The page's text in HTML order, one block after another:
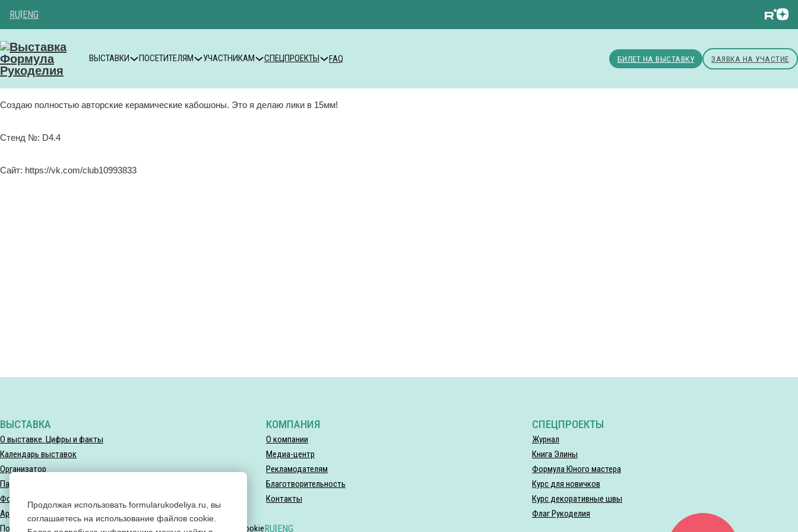
RU|ENG
ВЫСТАВКИ ПОСЕТИТЕЛЯМ УЧАСТНИКАМ СПЕЦПРОЕКТЫ FAQ БИЛЕТ НА ВЫСТАВКУ ЗАЯВКА НА УЧАСТИЕ
Создаю полностью авторские керамические кабошоны. Это я делаю лики в 15мм!
Стенд №: D4.4
Сайт: https://vk.com/club10993833
ВЫСТАВКА
О выставке. Цифры и факты
Календарь выставок
Организатор
Партнеры выставки
Фотогалерея
Архив мероприятий
КОМПАНИЯ
О компании
Медиа-центр
Рекламодателям
Благотворительность
Контакты
СПЕЦПРОЕКТЫ
Журнал
Книга Элины
Формула Юного мастера
Курс для новичков
Курс декоративные швы
Флаг Рукоделия
Политика конфиденциальностиПолитика использования файлов CookieRU|ENG
Продолжая использовать formularukodeliya.ru, вы
соглашаетесь на использование файлов cookie.